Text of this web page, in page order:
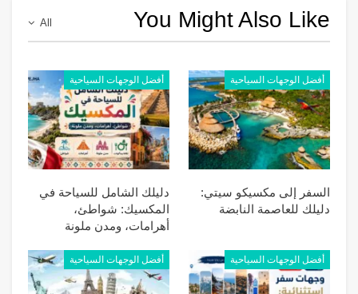
All You Might Also Like
أفضل الوجهات السياحية
السفر إلى مكسيكو سيتي:
دليلك للعاصمة النابضة
أفضل الوجهات السياحية
دليلك الشامل للسياحة في
المكسيك: شواطئ،
أهرامات، ومدن ملونة
أفضل الوجهات السياحية أفضل الوجهات السياحية